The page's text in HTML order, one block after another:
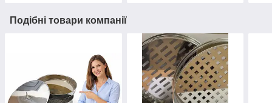
Подібні товари компанії